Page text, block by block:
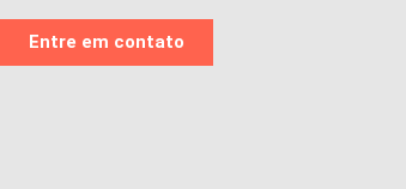
Entre em contato